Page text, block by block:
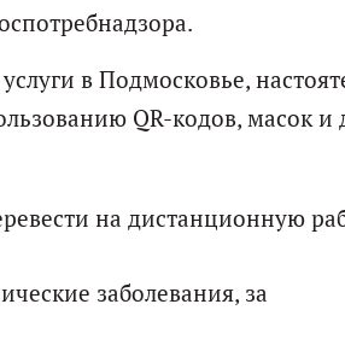
в Подмосковье,
QR-кодов, масок и
на дистанционную
заболевания, за